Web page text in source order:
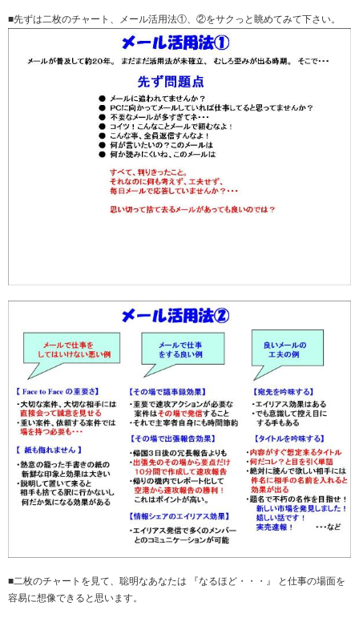
■先ずは二枚のチャート、メール活用法①、②をサクっと眺めてみて下さい。
■二枚のチャートを見て、聡明なあなたは 『なるほど・・・』 と仕事の場面を
容易に想像できると思います。